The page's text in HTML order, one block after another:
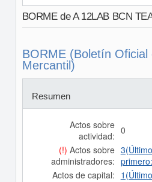
BORME de A 12LAB BCN
BORME (Boletín Oficial
Mercantil)
Resumen
Actos sobre
actividad: 0
(!) Actos sobre
administradores:
Actos de capital: